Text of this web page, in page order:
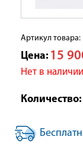
Артикул товара:
Цена: 15
Нет в наличии
Количество: